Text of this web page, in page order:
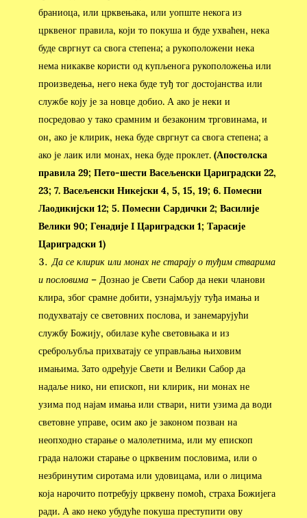
браниоца, или црквењака, или уопште некога из
црквеног правила, који то покуша и буде ухваћен, нека
буде свргнут са свога степена; а рукоположени нека
нема никакве користи од купљенога рукоположења или
произведења, него нека буде туђ тог достојанства или
службе коју је за новце добио. А ако је неки и
посредовао у тако срамним и безаконим трговинама, и
он, ако је клирик, нека буде свргнут са свога степена; а
ако је лаик или монах, нека буде проклет. (Апостолска
правила 29; Пето-шести Васељенски Цариградски 22,
23; 7. Васељенски Никејски 4, 5, 15, 19; 6. Помесни
Лаодикијски 12; 5. Помесни Сардички 2; Василије
Велики 90; Генадије I Цариградски 1; Тарасије
Цариградски 1)
Да се клирик или монах не старају о туђим стварима
и пословима– Дознао је Свети Сабор да неки чланови
клира, због срамне добити, узнајмљују туђа имања и
подухватају се световних послова, и занемарујући
службу Божију, обилазе куће световњака и из
среброљубља прихватају се управљања њиховим
имањима. Зато одређује Свети и Велики Сабор да
надаље нико, ни епископ, ни клирик, ни монах не
узима под најам имања или ствари, нити узима да води
световне управе, осим ако је законом позван на
неопходно старање о малолетнима, или му епископ
града наложи старање о црквеним пословима, или о
незбринутим сиротама или удовицама, или о лицима
која нарочито потребују црквену помоћ, страха Божијега
ради. А ако неко убудуће покуша преступити ову